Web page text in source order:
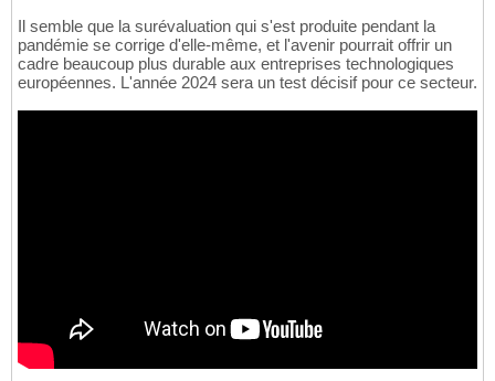
Il semble que la surévaluation qui s'est produite pendant la
pandémie se corrige d'elle-même, et l'avenir pourrait offrir un
cadre beaucoup plus durable aux entreprises technologiques
européennes. L'année 2024 sera un test décisif pour ce secteur.